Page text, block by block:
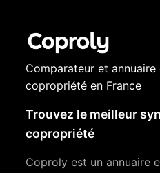
Comparateur et
copropriété en France
Trouvez le meilleur
copropriété
Coproly est un annuaire